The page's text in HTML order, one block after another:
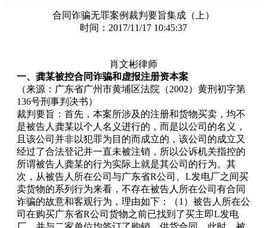
合同诈骗无罪案例裁判要旨集成（上）
时间：2017/11/17 10:45:37
肖文彬律师
一、龚某被控合同诈骗和虚报注册资本案
（来源：广东省广州市黄埔区法院（2002）黄刑初字第
136号刑事判决书）
裁判要旨：首先，本案所涉及的注册和货物买卖，均不
是被告人龚某以个人名义进行的，而是以公司的名义，
且该公司并非以犯罪为目的而成立的，该公司的成立又
经过了合法登记并一直未被注销，所以公诉机关指控的
所谓被告人龚某的行为实际上就是其公司的行为。其
次，从被告人所在公司与广东省R公司、L发电厂之间买
卖货物的系列行为来看，不存在被告人所在公司有合同
诈骗的故意和客观行为，理由如下：（1）被告人所在公
司在购买广东省R公司货物之前已找到了买主即L发电